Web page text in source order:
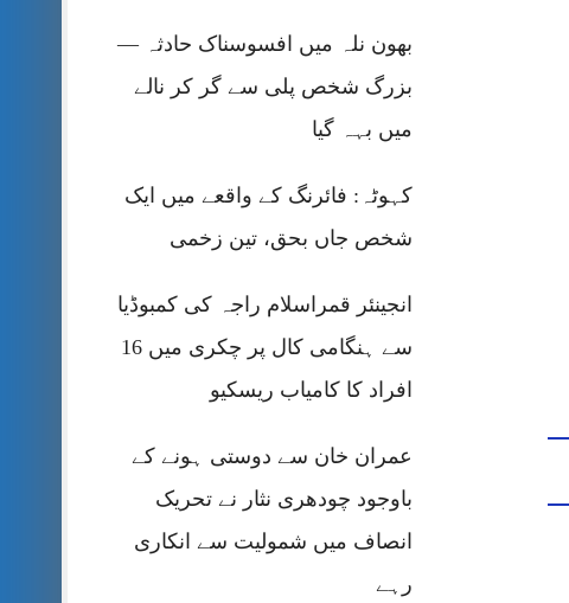
بھون نلہ میں افسوسناک حادثہ —
بزرگ شخص پلی سے گر کر نالے
میں بہہ گیا
کہوٹہ: فائرنگ کے واقعے میں ایک
شخص جاں بحق، تین زخمی
انجینئر قمراسلام راجہ کی کمبوڈیا
سے ہنگامی کال پر چکری میں 16
افراد کا کامیاب ریسکیو
عمران خان سے دوستی ہونے کے
باوجود چودھری نثار نے تحریک
انصاف میں شمولیت سے انکاری
رہے